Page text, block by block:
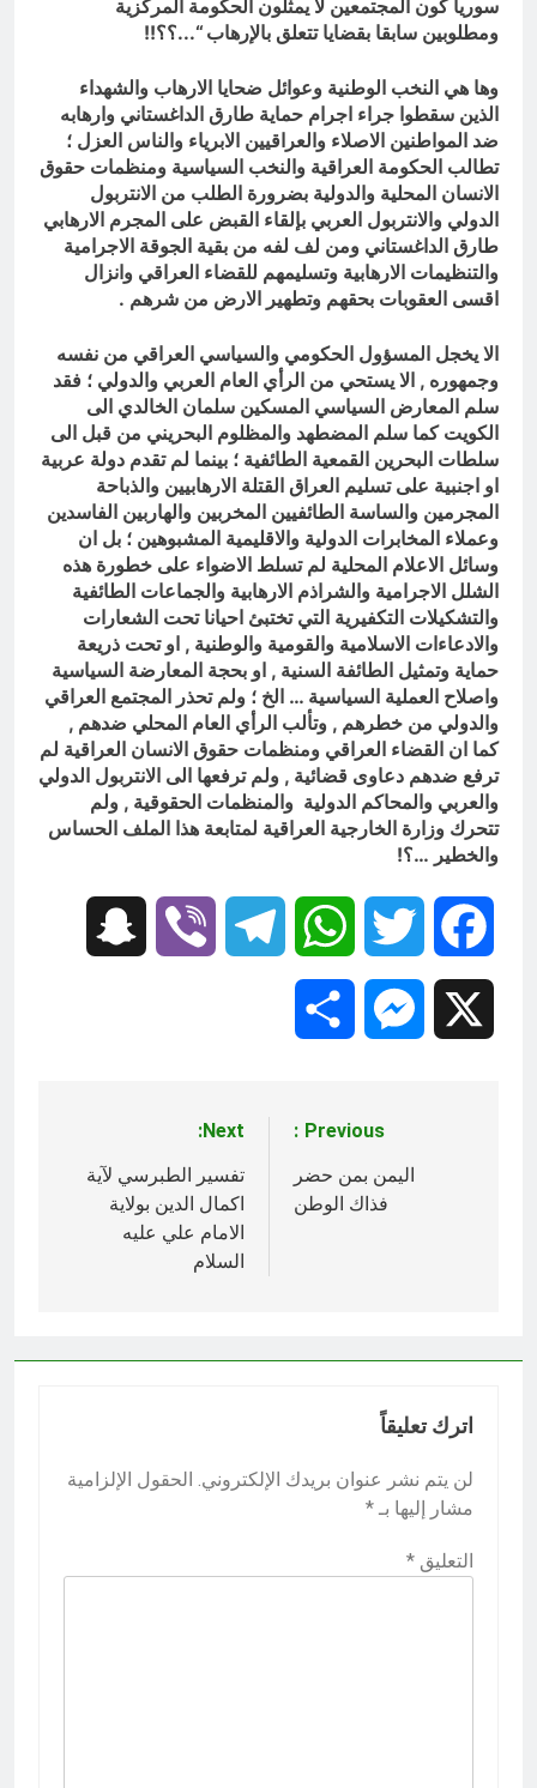
سوريا كون المجتمعين لا يمثلون الحكومة المركزية
ومطلوبين سابقا بقضايا تتعلق بالإرهاب “...؟؟!!
وها هي النخب الوطنية وعوائل ضحايا الارهاب والشهداء
الذين سقطوا جراء اجرام حماية طارق الداغستاني وارهابه
ضد المواطنين الاصلاء والعراقيين الابرياء والناس العزل ؛
تطالب الحكومة العراقية والنخب السياسية ومنظمات حقوق
الانسان المحلية والدولية بضرورة الطلب من الانتربول
الدولي والانتربول العربي بإلقاء القبض على المجرم الارهابي
طارق الداغستاني ومن لف لفه من بقية الجوقة الاجرامية
والتنظيمات الارهابية وتسليمهم للقضاء العراقي وانزال
اقسى العقوبات بحقهم وتطهير الارض من شرهم .
الا يخجل المسؤول الحكومي والسياسي العراقي من نفسه
وجمهوره , الا يستحي من الرأي العام العربي والدولي ؛ فقد
سلم المعارض السياسي المسكين سلمان الخالدي الى
الكويت كما سلم المضطهد والمظلوم البحريني من قبل الى
سلطات البحرين القمعية الطائفية ؛ بينما لم تقدم دولة عربية
او اجنبية على تسليم العراق القتلة الارهابيين والذباحة
المجرمين والساسة الطائفيين المخربين والهاربين الفاسدين
وعملاء المخابرات الدولية والاقليمية المشبوهين ؛ بل ان
وسائل الاعلام المحلية لم تسلط الاضواء على خطورة هذه
الشلل الاجرامية والشراذم الارهابية والجماعات الطائفية
والتشكيلات التكفيرية التي تختبئ احيانا تحت الشعارات
والادعاءات الاسلامية والقومية والوطنية , او تحت ذريعة
حماية وتمثيل الطائفة السنية , او بحجة المعارضة السياسية
واصلاح العملية السياسية … الخ ؛ ولم تحذر المجتمع العراقي
والدولي من خطرهم , وتألب الرأي العام المحلي ضدهم ,
كما ان القضاء العراقي ومنظمات حقوق الانسان العراقية لم
ترفع ضدهم دعاوى قضائية , ولم ترفعها الى الانتربول الدولي
والعربي والمحاكم الدولية والمنظمات الحقوقية , ولم
تتحرك وزارة الخارجية العراقية لمتابعة هذا الملف الحساس
والخطير …؟!
Facebook
Twitter
WhatsApp
Telegram
Viber
Messenger
المقالات
Previous:
اليمن بمن حضر
فذاك الوطن
Next:
تفسير الطبرسي لآية
اكمال الدين بولاية
الامام علي عليه
السلام
اترك تعليقاً
لن يتم نشر عنوان بريدك الإلكتروني. الحقول الإلزامية
مشار إليها بـ *
التعليق *